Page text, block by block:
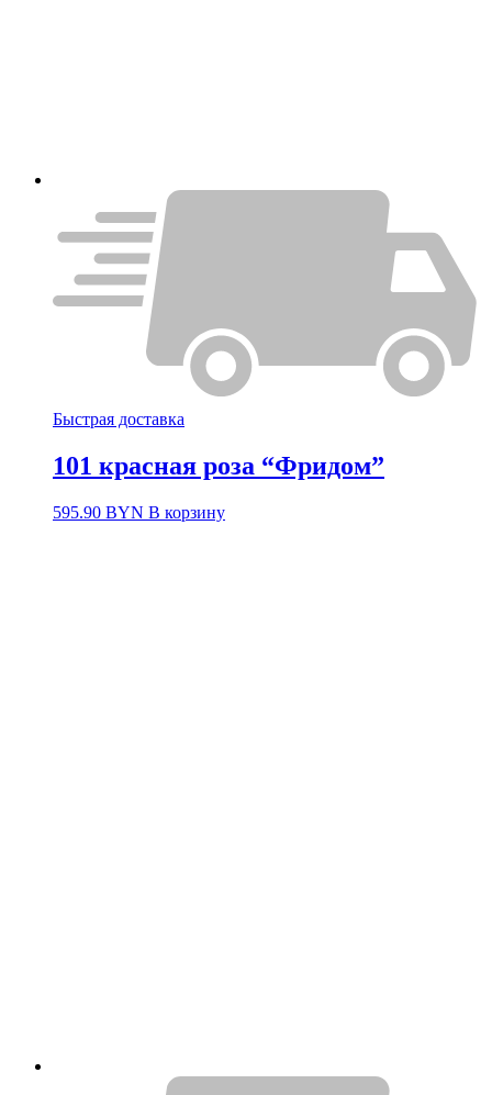
Быстрая доставка
101 красная роза “Фридом”
595.90 BYN В корзину